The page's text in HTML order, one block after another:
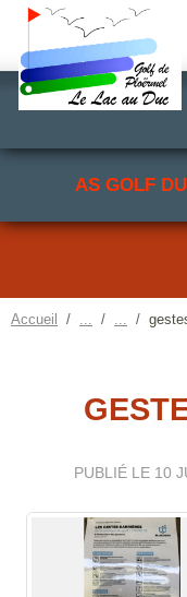
AS GOLF
Accueil
PUBLIÉ LE 10
Panneau de gestion